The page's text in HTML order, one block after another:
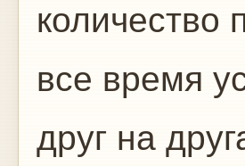
количество
все время
друг на